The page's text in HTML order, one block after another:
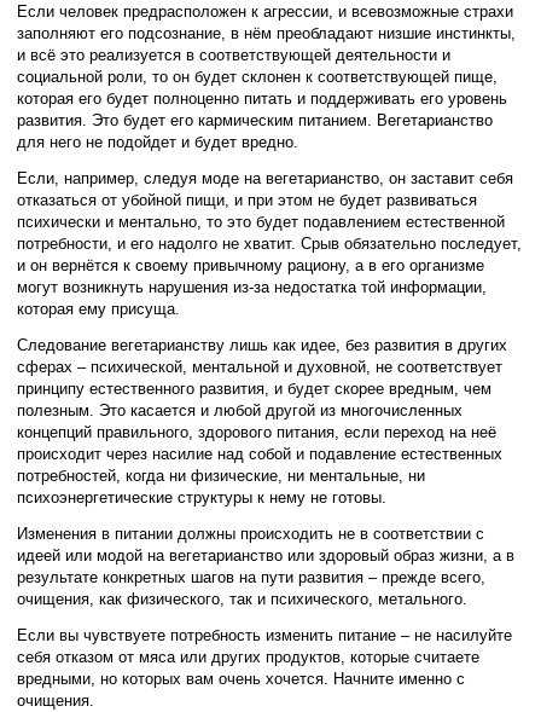
Если человек предрасположен к агрессии, и всевозможные страхи
заполняют его подсознание, в нём преобладают низшие инстинкты,
и всё это реализуется в соответствующей деятельности и
социальной роли, то он будет склонен к соответствующей пище,
которая его будет полноценно питать и поддерживать его уровень
развития. Это будет его кармическим питанием. Вегетарианство
для него не подойдет и будет вредно.
Если, например, следуя моде на вегетарианство, он заставит себя
отказаться от убойной пищи, и при этом не будет развиваться
психически и ментально, то это будет подавлением естественной
потребности, и его надолго не хватит. Срыв обязательно последует,
и он вернётся к своему привычному рациону, а в его организме
могут возникнуть нарушения из-за недостатка той информации,
которая ему присуща.
Следование вегетарианству лишь как идее, без развития в других
сферах – психической, ментальной и духовной, не соответствует
принципу естественного развития, и будет скорее вредным, чем
полезным. Это касается и любой другой из многочисленных
концепций правильного, здорового питания, если переход на неё
происходит через насилие над собой и подавление естественных
потребностей, когда ни физические, ни ментальные, ни
психоэнергетические структуры к нему не готовы.
Изменения в питании должны происходить не в соответствии с
идеей или модой на вегетарианство или здоровый образ жизни, а в
результате конкретных шагов на пути развития – прежде всего,
очищения, как физического, так и психического, метального.
Если вы чувствуете потребность изменить питание – не насилуйте
себя отказом от мяса или других продуктов, которые считаете
вредными, но которых вам очень хочется. Начните именно с
очищения.